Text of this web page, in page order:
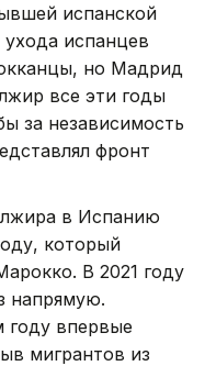
испанской
испанцев
но Мадрид
все эти годы
за независимость
фронт
в Испанию
который
В 2021 году
напрямую.
году впервые
мигрантов из